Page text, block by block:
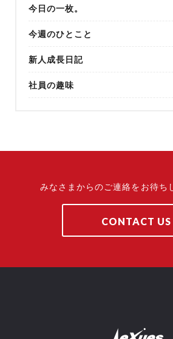
今日の一枚。
今週のひとこと
新人成長日記
社員の趣味
みなさまからのご連絡をお待ち
CONTACT US